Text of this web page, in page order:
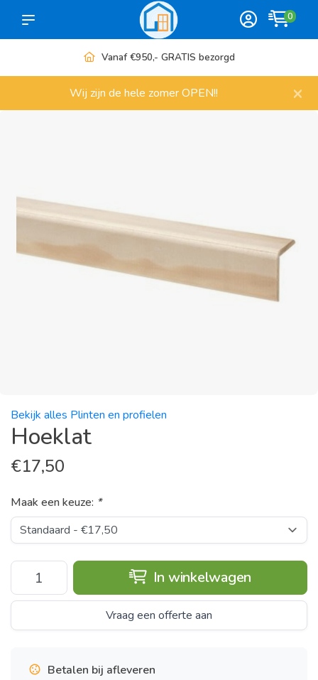
0
Vanaf €950,- GRATIS bezorgd
Wij zijn de hele zomer OPEN!! ×
Bekijk alles Plinten en profielen
Hoeklat
€17,50
Maak een keuze: *
In winkelwagen
Vraag een offerte aan
Betalen bij afleveren